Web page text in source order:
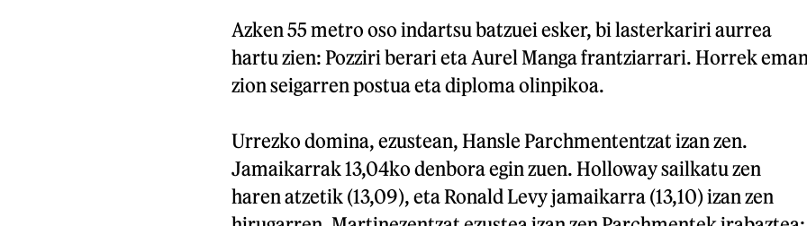
Azken 55 metro oso indartsu batzuei esker, bi lasterkariri aurrea
hartu zien: Pozziri berari eta Aurel Manga frantziarrari. Horrek
zion seigarren postua eta diploma olinpikoa.
Urrezko domina, ezustean, Hansle Parchmententzat izan zen.
Jamaikarrak 13,04ko denbora egin zuen. Holloway sailkatu zen
haren atzetik (13,09), eta Ronald Levy jamaikarra (13,10) izan zen